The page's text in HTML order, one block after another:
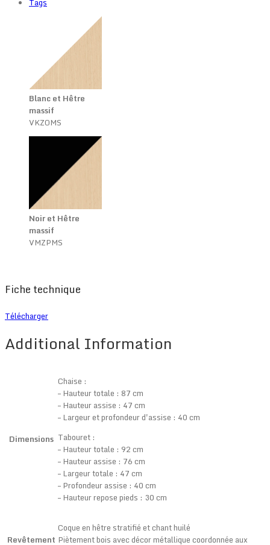
Blanc et Hêtre
massif
VKZOMS
Noir et Hêtre
massif
VMZPMS
Fiche technique
Télécharger
Additional Information
Dimensions
Chaise :
– Hauteur totale : 87 cm
– Hauteur assise : 47 cm
– Largeur et profondeur d'assise : 40 cm
Tabouret :
– Hauteur totale : 92 cm
– Hauteur assise : 76 cm
– Largeur totale : 47 cm
– Profondeur assise : 40 cm
– Hauteur repose pieds : 30 cm
Revêtement
Coque en hêtre stratifié et chant huilé
Piètement bois avec décor métallique coordonnée aux